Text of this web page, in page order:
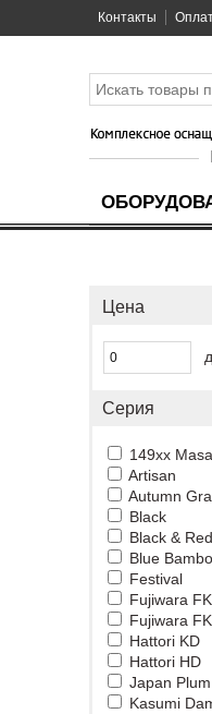
Контакты
Цена
Серия
149xx
Artisan
Autumn
Black
Black & Red
Blue
Festival
Fujiwara
Fujiwara
Hattori KD
Hattori HD
Japan Plum
Kasumi